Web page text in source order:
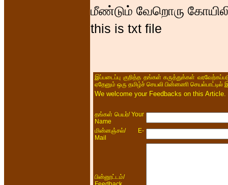
மீண்டும் வேறொரு
this is txt file
இப்படைப்பு குறித்த தங்கள் கருத்துக்கள்
ஏதேனும் ஒரு தமிழ்ச் செயலி பின்னணி
We welcome your Feedbacks on this
தங்கள் பெயர்/ Your
Name
மின்னஞ்சல்/ E-
Mail
பின்னூட்டம்/